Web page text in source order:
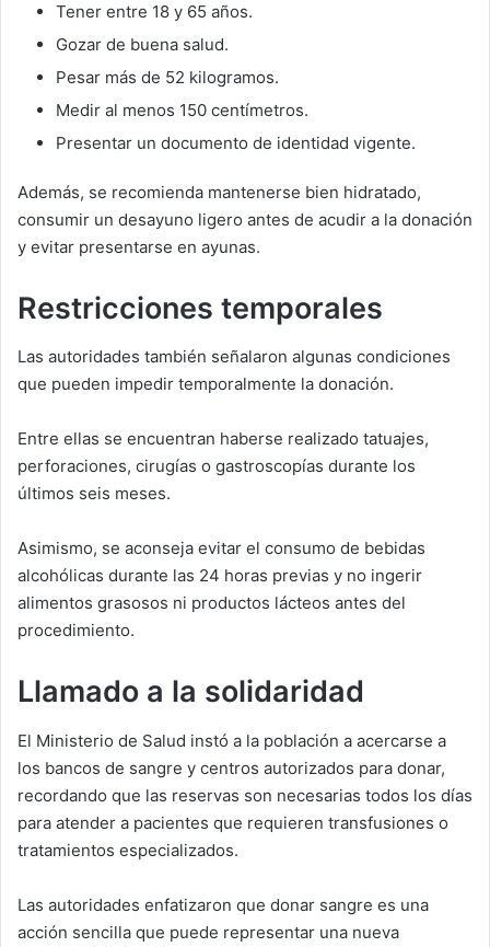
Tener entre 18 y 65 años.
Gozar de buena salud.
Pesar más de 52 kilogramos.
Medir al menos 150 centímetros.
Presentar un documento de identidad vigente.
Además, se recomienda mantenerse bien hidratado,
consumir un desayuno ligero antes de acudir a la donación
y evitar presentarse en ayunas.
Restricciones temporales
Las autoridades también señalaron algunas condiciones
que pueden impedir temporalmente la donación.
Entre ellas se encuentran haberse realizado tatuajes,
perforaciones, cirugías o gastroscopías durante los
últimos seis meses.
Asimismo, se aconseja evitar el consumo de bebidas
alcohólicas durante las 24 horas previas y no ingerir
alimentos grasosos ni productos lácteos antes del
procedimiento.
Llamado a la solidaridad
El Ministerio de Salud instó a la población a acercarse a
los bancos de sangre y centros autorizados para donar,
recordando que las reservas son necesarias todos los días
para atender a pacientes que requieren transfusiones o
tratamientos especializados.
Las autoridades enfatizaron que donar sangre es una
acción sencilla que puede representar una nueva